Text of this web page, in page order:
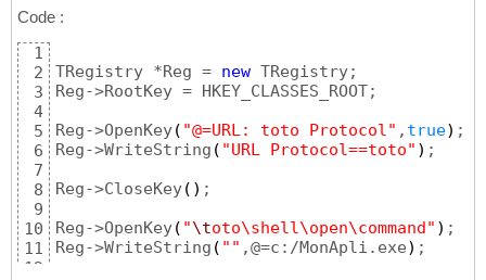
Code :
1
2
3
4
5
6
7
8
9
10
11
12
TRegistry *Reg = new TRegistry;
Reg->RootKey = HKEY_CLASSES_ROOT;
Reg->OpenKey( "@=URL: toto Protocol" , true) ;
Reg->WriteString ( "URL Protocol==toto" ) ;
Reg->CloseKey( ) ;
Reg->OpenKey( "\toto\shell\open\command" ) ;
Reg->WriteString ( "" ,@=c:/MonApli.exe) ;